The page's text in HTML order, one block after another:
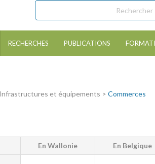
Formulaire de recherche
Chercher dans ce site
RECHERCHES PUBLICATIONS
et équipements > Commerces
En Wallonie En Belgique